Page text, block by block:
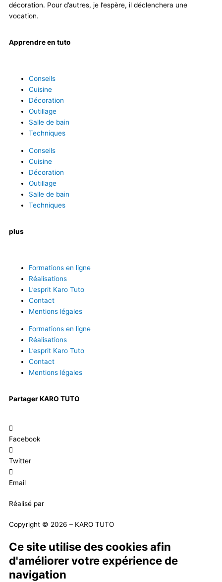
décoration. Pour d’autres, je l’espère, il déclenchera une
vocation.
Apprendre en tuto
Conseils
Cuisine
Décoration
Outillage
Salle de bain
Techniques
Conseils
Cuisine
Décoration
Outillage
Salle de bain
Techniques
plus
Formations en ligne
Réalisations
L’esprit Karo Tuto
Contact
Mentions légales
Formations en ligne
Réalisations
L’esprit Karo Tuto
Contact
Mentions légales
Partager KARO TUTO
Facebook
Twitter
Email
Réalisé par
Copyright © 2026 – KARO TUTO
Ce site utilise des cookies afin
d'améliorer votre expérience de
navigation